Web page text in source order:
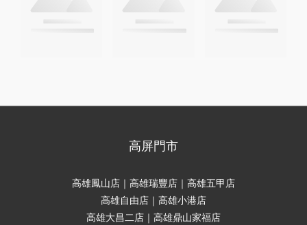
高屏門市
高雄鳳山店｜高雄瑞豐店｜高雄五甲店
高雄自由店｜高雄小港店
高雄大昌二店｜高雄鼎山家福店